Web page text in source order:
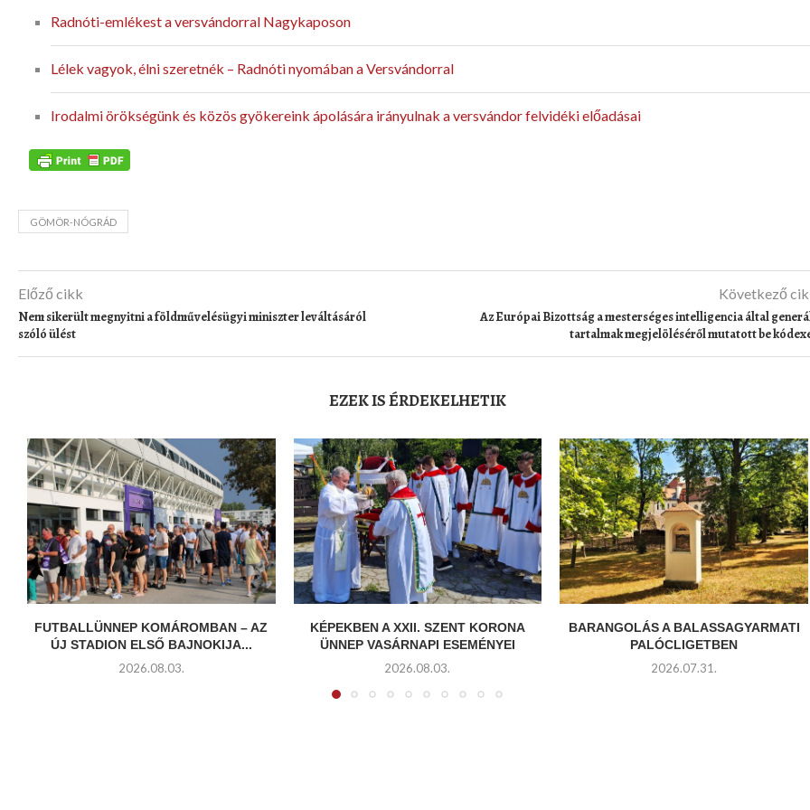
Radnóti-emlékest a versvándorral Nagykaposon
Lélek vagyok, élni szeretnék – Radnóti nyomában a Versvándorral
Irodalmi örökségünk és közös gyökereink ápolására irányulnak a versvándor felvidéki előadásai
GÖMÖR-NÓGRÁD
Előző cikk
Nem sikerült megnyitni a földművelésügyi miniszter leváltásáról
szóló ülést
Következő
Az Európai Bizottság a mesterséges intelligencia által
tartalmak megjelöléséről mutatott be
EZEK IS ÉRDEKELHETIK
FUTBALLÜNNEP KOMÁROMBAN – AZ
ÚJ STADION ELSŐ BAJNOKIJA...
2026.08.03.
KÉPEKBEN A XXII. SZENT KORONA
ÜNNEP VASÁRNAPI ESEMÉNYEI
2026.08.03.
BARANGOLÁS A BALASSAGYARMATI
PALÓCLIGETBEN
2026.07.31.